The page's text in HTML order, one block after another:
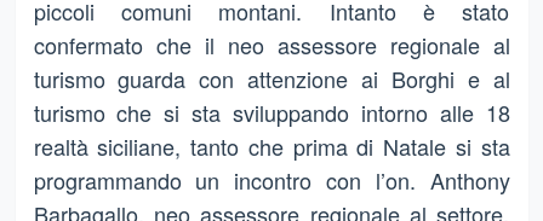
piccoli comuni montani. Intanto è stato
confermato che il neo assessore regionale al
turismo guarda con attenzione ai Borghi e al
turismo che si sta sviluppando intorno alle 18
realtà siciliane, tanto che prima di Natale si sta
programmando un incontro con l’on. Anthony
Barbagallo, neo assessore regionale al settore,